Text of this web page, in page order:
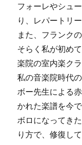
フォーレやシュ
り、レパートリ
また、フランク
そらく私が初め
楽院の室内楽ク
私の音楽院時代
ボー先生による
かれた楽譜を今
ボロになってき
り方で、修復し